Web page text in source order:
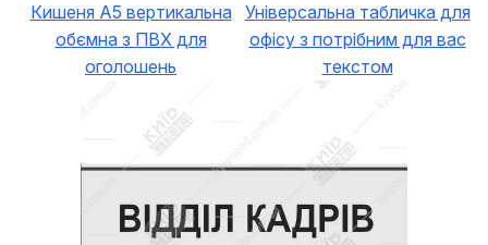
Кишеня A5 вертикальна
обємна з ПВХ для
оголошень
Універсальна табличка для
офісу з потрібним для вас
текстом